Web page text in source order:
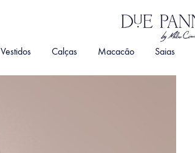
DuePanno
By
Vestidos Calças Macacão Saias